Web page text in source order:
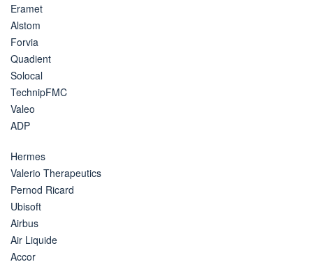
Eramet
Alstom
Forvia
Quadient
Solocal
TechnipFMC
Valeo
ADP
Hermes
Valerio Therapeutics
Pernod Ricard
Ubisoft
Airbus
Air Liquide
Accor